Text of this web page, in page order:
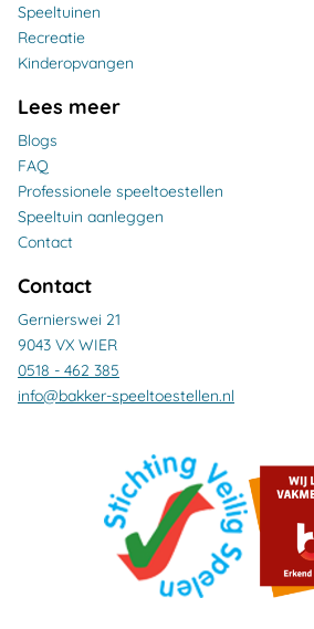
Speeltuinen
Recreatie
Kinderopvangen
Lees meer
Blogs
FAQ
Professionele speeltoestellen
Speeltuin aanleggen
Contact
Contact
Gernierswei 21
9043 VX WIER
0518 - 462 385
info@bakker-speeltoestellen.nl